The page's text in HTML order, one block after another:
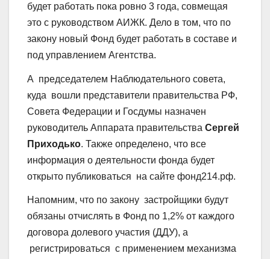
будет работать пока ровно 3 года, совмещая
это с руководством АИЖК. Дело в том, что по
закону новый Фонд будет работать в составе и
под управлением Агентства.
А председателем Наблюдательного совета,
куда вошли представители правительства РФ,
Совета Федерации и Госдумы назначен
руководитель Аппарата правительства Сергей
Приходько. Также определено, что все
информация о деятельности фонда будет
открыто публиковаться на сайте фонд214.рф.
Напомним, что по закону застройщики будут
обязаны отчислять в Фонд по 1,2% от каждого
договора долевого участия (ДДУ), а
регистрироваться с применением механизма